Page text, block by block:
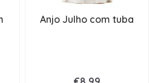
Anjo Julho com tuba